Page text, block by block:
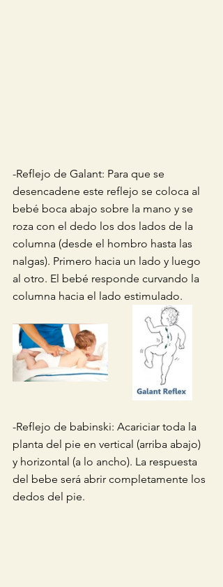
-Reflejo de Galant: Para que se
desencadene este reflejo se coloca al
bebé boca abajo sobre la mano y se
roza con el dedo los dos lados de la
columna (desde el hombro hasta las
nalgas). Primero hacia un lado y luego
al otro. El bebé responde curvando la
columna hacia el lado estimulado.
-Reflejo de babinski: Acariciar toda la
planta del pie en vertical (arriba abajo)
y horizontal (a lo ancho). La respuesta
del bebe será abrir completamente los
dedos del pie.